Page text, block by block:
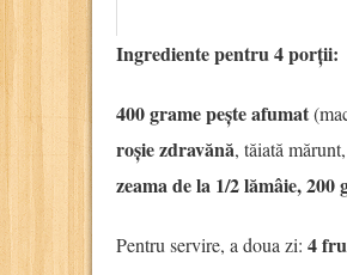
Ingrediente pentru 4 porții:
400 grame pește afumat
roșie zdravănă, tăiată mărunt,
zeama de la 1/2 lămâie, 200
Pentru servire, a doua zi: 4